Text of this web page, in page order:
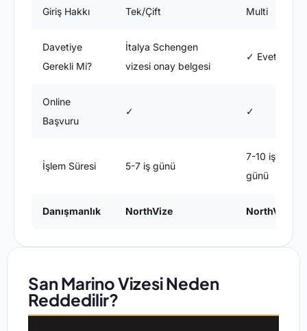
Giriş Hakkı Tek/Çift Multi
Davetiye
Gerekli Mi?
İtalya Schengen
vizesi onay belgesi
✓ Evet
Online
Başvuru
✓ ✓
İşlem Süresi 5-7 iş günü
7-10 iş
günü
Danışmanlık NorthVize NorthVize
San Marino Vizesi Neden
Reddedilir?